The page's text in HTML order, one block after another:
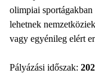
olimpiai
lehetnek
vagy egyénileg elért
Pályázási időszak: